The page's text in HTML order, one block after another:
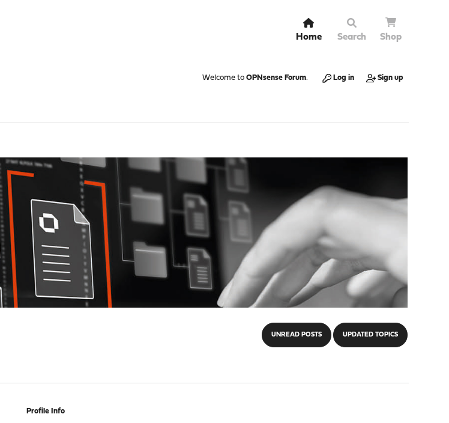
Home Search Shop
Welcome to OPNsense Forum. Log in Sign up
UNREAD POSTS UPDATED TOPICS
Profile Info